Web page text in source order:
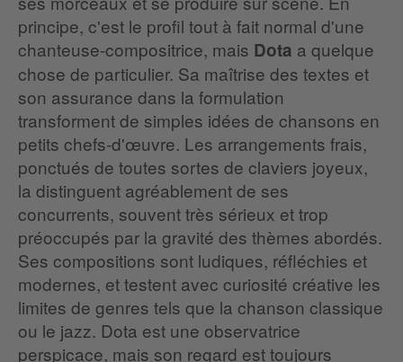
principe, c'est le profil tout à fait normal d'une
chanteuse-compositrice, mais Dota a quelque
chose de particulier. Sa maîtrise des textes et
son assurance dans la formulation
transforment de simples idées de chansons en
petits chefs-d'œuvre. Les arrangements frais,
ponctués de toutes sortes de claviers joyeux,
la distinguent agréablement de ses
concurrents, souvent très sérieux et trop
préoccupés par la gravité des thèmes abordés.
Ses compositions sont ludiques, réfléchies et
modernes, et testent avec curiosité créative les
limites de genres tels que la chanson classique
ou le jazz. Dota est une observatrice
perspicace, mais son regard est toujours